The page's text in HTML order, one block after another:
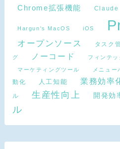
Chrome拡張機能 Claude
Hargun's MacOS iOS
オープンソース タスク
グ ノーコード フィンテッ
マーケティングツール メニュー
動化
人工知能 業務効率
ル 生産性向上 開発効
ル